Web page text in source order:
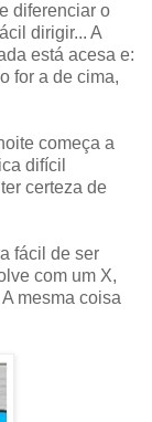
diferenciar o
dirigir... A
está acesa e:
for a de cima,
começa a
difícil
certeza de
fácil de ser
com um X,
mesma coisa